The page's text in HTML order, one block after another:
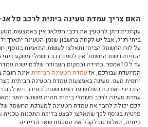
האם צריך עמדת טעינה ביתית לרכב
עקרונית ניתן להטעין את רכבי הפלאג אין באמצעות
ביתי רגיל, אבל יש לקחת בחשבון שזמן הטעינה יתארך
על לוח החשמל הביתי ותאלצו לעשות התאמות בנוסף,
הנחיות רשות החשמל אין לטעון רכב חשמלי משקע ביתי
עד ל 10אמפר. במידה ובמקום העבודה שלכם ישנה
המיועדת עבורכם, אז עמדת הטעינה הביתית אינה חובה
יחסית מעט. טעינה באמצעות עמדת הטעינה הביתית
היברידי ואורכת כשלוש עד חמש שעות. במידה ויש לכם
עמדת טעינה לרכב חשמלי ביתית תהיה פשוטה יותר
לכם יכולת לחבר את עמדת הטעינה למערכת החשמל
פרטית בנוסף לכך שתאלצו לבצע בדיקת התכנות
ביתית, תאלצו גם לקבל את הסכמת שאר הדיירים.